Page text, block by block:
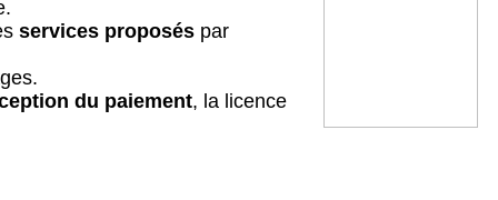
services proposés par
du paiement, la licence